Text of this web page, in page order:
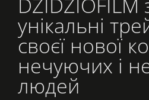
унікальні
своєї нової
нечуючих і
людей